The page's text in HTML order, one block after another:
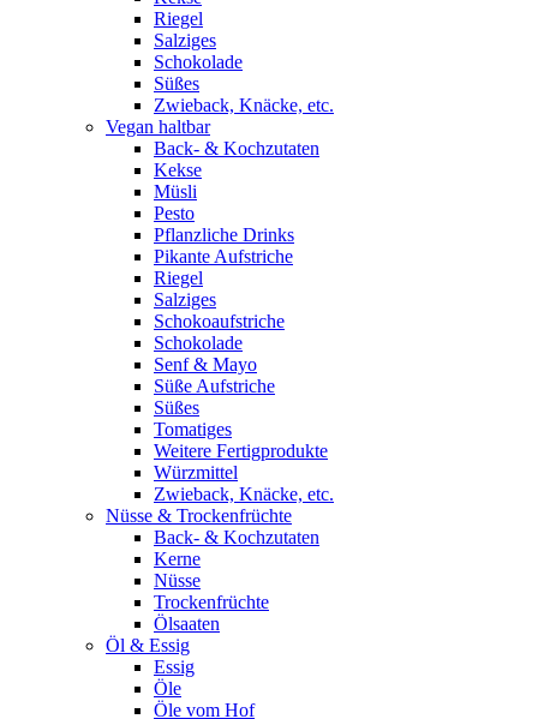
Riegel
Salziges
Schokolade
Süßes
Zwieback, Knäcke, etc.
Vegan haltbar
Back- & Kochzutaten
Kekse
Müsli
Pesto
Pflanzliche Drinks
Pikante Aufstriche
Riegel
Salziges
Schokoaufstriche
Schokolade
Senf & Mayo
Süße Aufstriche
Süßes
Tomatiges
Weitere Fertigprodukte
Würzmittel
Zwieback, Knäcke, etc.
Nüsse & Trockenfrüchte
Back- & Kochzutaten
Kerne
Nüsse
Trockenfrüchte
Ölsaaten
Öl & Essig
Essig
Öle
Öle vom Hof